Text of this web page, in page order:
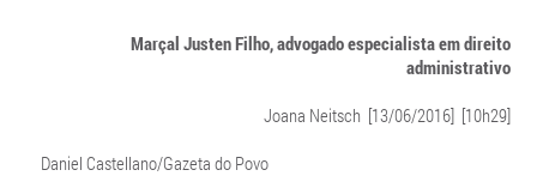
Marçal Justen Filho, advogado especialista em direito
administrativo
Joana Neitsch [13/06/2016] [10h29]
Daniel Castellano/Gazeta do Povo